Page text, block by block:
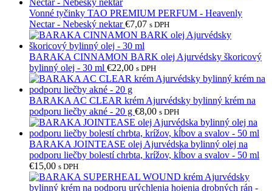
Vonné tyčinky TAO PREMIUM PERFUM - Heavenly
Nectar - Nebeský nektar€7,07 s DPH
BARAKA CINNAMON BARK olej Ajurvédsky škoricový
bylinný olej - 30 ml €22,00 s DPH
BARAKA AC CLEAR krém Ajurvédsky bylinný krém na
podporu liečby akné - 20 g €8,00 s DPH
BARAKA JOINTEASE olej Ajurvédska bylinný olej na
podporu liečby bolestí chrbta, krížov, kĺbov a svalov - 50 ml
€15,00 s DPH